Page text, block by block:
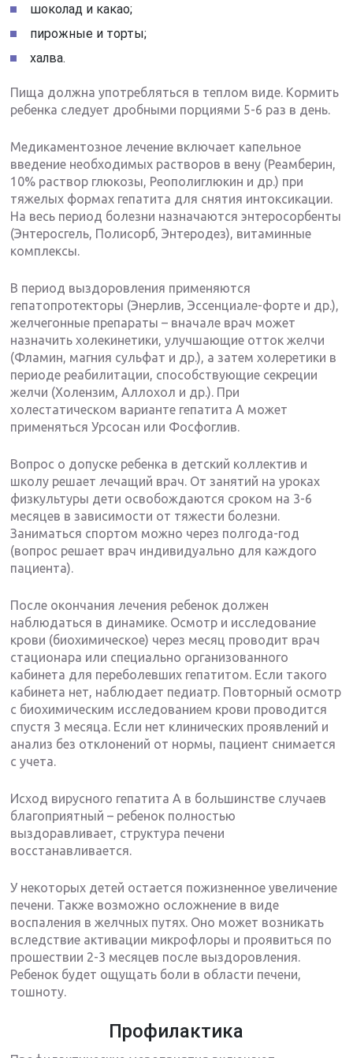
шоколад и какао;
пирожные и торты;
халва.
Пища должна употребляться в теплом виде. Кормить
ребенка следует дробными порциями 5-6 раз в день.
Медикаментозное лечение включает капельное
введение необходимых растворов в вену (Реамберин,
10% раствор глюкозы, Реополиглюкин и др.) при
тяжелых формах гепатита для снятия интоксикации.
На весь период болезни назначаются энтеросорбенты
(Энтеросгель, Полисорб, Энтеродез), витаминные
комплексы.
В период выздоровления применяются
гепатопротекторы (Энерлив, Эссенциале-форте и др.),
желчегонные препараты – вначале врач может
назначить холекинетики, улучшающие отток желчи
(Фламин, магния сульфат и др.), а затем холеретики в
периоде реабилитации, способствующие секреции
желчи (Холензим, Аллохол и др.). При
холестатическом варианте гепатита А может
применяться Урсосан или Фосфоглив.
Вопрос о допуске ребенка в детский коллектив и
школу решает лечащий врач. От занятий на уроках
физкультуры дети освобождаются сроком на 3-6
месяцев в зависимости от тяжести болезни.
Заниматься спортом можно через полгода-год
(вопрос решает врач индивидуально для каждого
пациента).
После окончания лечения ребенок должен
наблюдаться в динамике. Осмотр и исследование
крови (биохимическое) через месяц проводит врач
стационара или специально организованного
кабинета для переболевших гепатитом. Если такого
кабинета нет, наблюдает педиатр. Повторный осмотр
с биохимическим исследованием крови проводится
спустя 3 месяца. Если нет клинических проявлений и
анализ без отклонений от нормы, пациент снимается
с учета.
Исход вирусного гепатита А в большинстве случаев
благоприятный – ребенок полностью
выздоравливает, структура печени
восстанавливается.
У некоторых детей остается пожизненное увеличение
печени. Также возможно осложнение в виде
воспаления в желчных путях. Оно может возникать
вследствие активации микрофлоры и проявиться по
прошествии 2-3 месяцев после выздоровления.
Ребенок будет ощущать боли в области печени,
тошноту.
Профилактика